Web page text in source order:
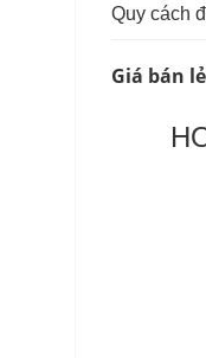
Quy cách
Giá bán